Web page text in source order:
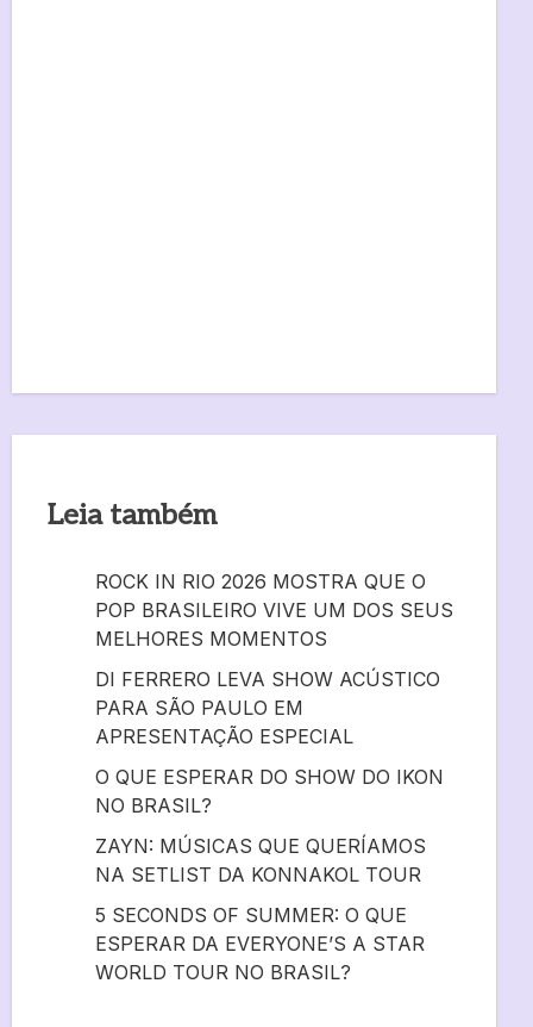
Leia também
ROCK IN RIO 2026 MOSTRA QUE O
POP BRASILEIRO VIVE UM DOS SEUS
MELHORES MOMENTOS
DI FERRERO LEVA SHOW ACÚSTICO
PARA SÃO PAULO EM
APRESENTAÇÃO ESPECIAL
O QUE ESPERAR DO SHOW DO IKON
NO BRASIL?
ZAYN: MÚSICAS QUE QUERÍAMOS
NA SETLIST DA KONNAKOL TOUR
5 SECONDS OF SUMMER: O QUE
ESPERAR DA EVERYONE’S A STAR
WORLD TOUR NO BRASIL?